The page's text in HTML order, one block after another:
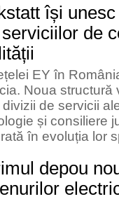
își
de
EY în
Noua
de servicii
și consiliere
în evoluția lor
depou